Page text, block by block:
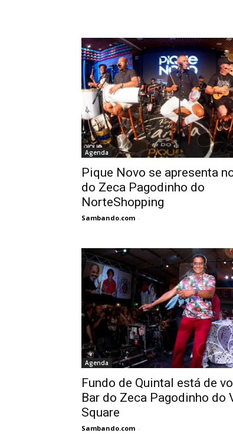
Agenda
Pique Novo se apresenta
do Zeca Pagodinho do
NorteShopping
Sambando.com -
Agenda
Fundo de Quintal está de
Bar do Zeca Pagodinho do
Square
Sambando.com -